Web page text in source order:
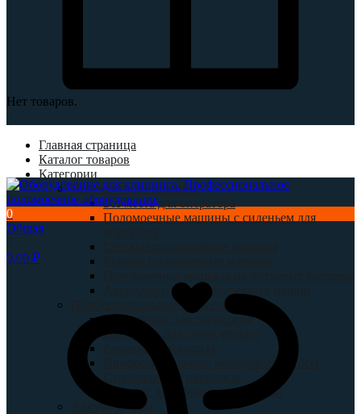
Нет товаров.
Главная страница
Каталог товаров
Категории
Поломоечные машины
Без места для оператора
Поломоечные машины с сиденьем для
Аксессуары для поломоечных машин
Профессиональные пылесосы
Аксессуары для пылесосов
Пылесосы для сухой уборки
Ранцевые пылесосы
Профессиональные моющие пылесосы
Строительные пылесосы
Пылесос для сбора воды и грязи
Аккумуляторы
0
Общая
0,00 ₽